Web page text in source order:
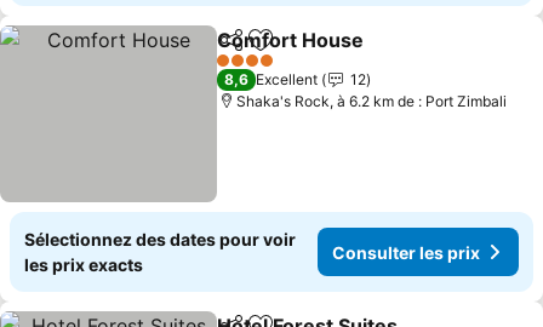
PartagerAjouter à mes favoris
Comfort House
4 Étoiles
8,6 Excellent
12
Shaka's Rock, à 6.2 km de : Port Zimbali
Sélectionnez des dates pour voir
les prix exacts
Consulter les prix